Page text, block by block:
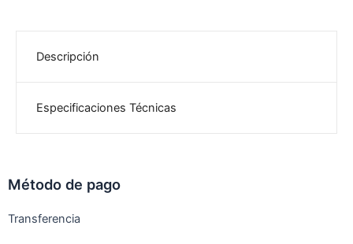
Descripción
Especificaciones Técnicas
Método de pago
Transferencia